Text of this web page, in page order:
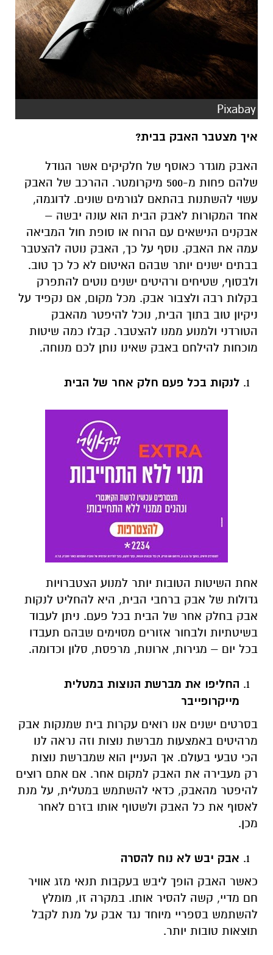
Pixabay
איך מצטבר האבק בבית?
האבק מוגדר כאוסף של חלקיקים אשר הגודל
שלהם פחות מ-500 מיקרומטר. ההרכב של האבק
עשוי להשתנות בהתאם לגורמים שונים. לדוגמה,
אחד המקורות לאבק הבית הוא עונה יבשה –
אבקנים הנישאים עם הרוח או סופת חול המביאה
עמה את האבק. נוסף על כך, האבק נוטה להצטבר
בבתים ישנים יותר שבהם האיטום לא כל כך טוב.
ולבסוף, שטיחים ורהיטים ישנים נוטים להתפרק
בקלות רבה ולצבור אבק. מכל מקום, אם נקפיד על
ניקיון טוב בתוך הבית, נוכל להיפטר מהאבק
הטורדני ולמנוע ממנו להצטבר. קבלו כמה שיטות
מוכחות להילחם באבק שאינו נותן לכם מנוחה.
לנקות בכל פעם חלק אחר של הבית
אחת השיטות הטובות יותר למנוע הצטברויות
גדולות של אבק ברחבי הבית, היא להחליט לנקות
אבק בחלק אחר של הבית בכל פעם. ניתן לעבוד
בשיטתיות ולבחור אזורים מסוימים שבהם תעבדו
בכל יום – מגירות, ארונות, מרפסת, סלון וכדומה.
החליפו את מברשת הנוצות במטלית
מייקרופייבר
בסרטים ישנים אנו רואים עקרות בית שמנקות אבק
מרהיטים באמצעות מברשת נוצות וזה נראה לנו
הכי טבעי בעולם. אך העניין הוא שמברשת נוצות
רק מעבירה את האבק למקום אחר. אם אתם רוצים
להיפטר מהאבק, כדאי להשתמש במטלית, על מנת
לאסוף את כל האבק ולשטוף אותו בזרם לאחר
מכן.
אבק יבש לא נוח להסרה
כאשר האבק הופך ליבש בעקבות תנאי מזג אוויר
חם מדיי, קשה להסיר אותו. במקרה זו, מומלץ
להשתמש בספריי מיוחד נגד אבק על מנת לקבל
תוצאות טובות יותר.